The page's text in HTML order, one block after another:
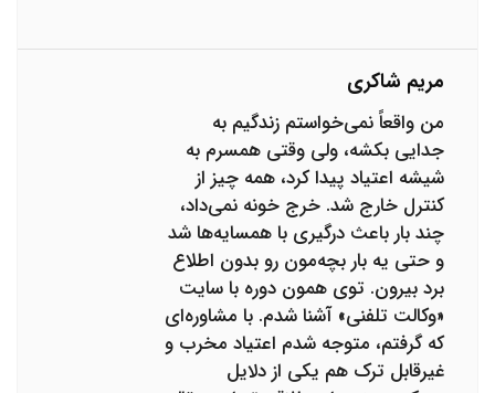
مریم شاکری
من واقعاً نمی‌خواستم زندگیم به
جدایی بکشه، ولی وقتی همسرم به
شیشه اعتیاد پیدا کرد، همه چیز از
کنترل خارج شد. خرج خونه نمی‌داد،
چند بار باعث درگیری با همسایه‌ها شد
و حتی یه بار بچه‌مون رو بدون اطلاع
برد بیرون. توی همون دوره با سایت
«وکالت تلفنی» آشنا شدم. با مشاوره‌ای
که گرفتم، متوجه شدم اعتیاد مخرب و
غیرقابل ترک هم یکی از دلایل